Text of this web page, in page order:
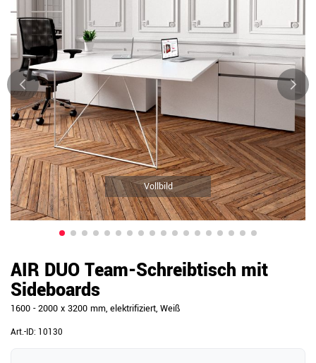
Vollbild
AIR DUO Team-Schreibtisch mit
Sideboards
1600 - 2000 x 3200 mm, elektrifiziert, Weiß
Art.-ID: 10130